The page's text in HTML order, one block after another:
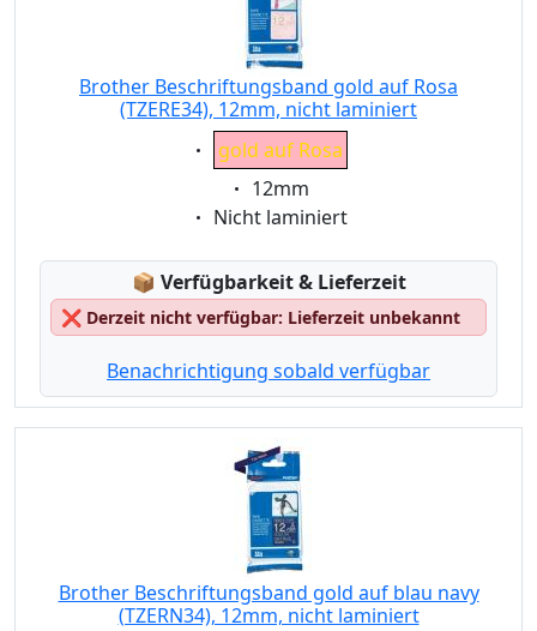
Brother Beschriftungsband gold auf Rosa
(TZERE34), 12mm, nicht laminiert
Eigenschaft:
gold auf Rosa
Eigenschaft:
12mm
Eigenschaft:
Nicht laminiert
📦 Lagerstatus:
Verfügbarkeit & Lieferzeit
❌ Derzeit nicht verfügbar: Lieferzeit unbekannt
Benachrichtigung sobald verfügbar
Brother Beschriftungsband gold auf blau navy
(TZERN34), 12mm, nicht laminiert